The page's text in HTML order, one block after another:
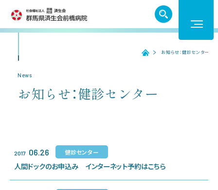
受診のご案内
医療機関の方へ
ホーム お知らせ：健診センター
News
お知らせ：健診センター
2017 06.26 健診センター
人間ドックのお申込み インターネット予約はこちら